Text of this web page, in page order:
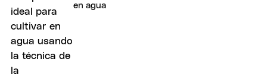
en agua